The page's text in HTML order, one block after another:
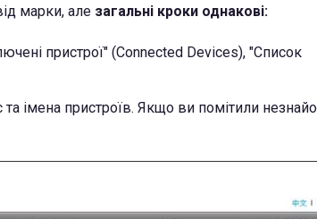
марки, але загальні кроки однакові:
пристрої" (Connected Devices), "Список
імена пристроїв. Якщо ви помітили